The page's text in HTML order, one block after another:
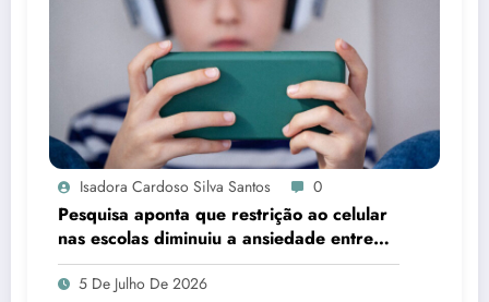
Isadora Cardoso Silva Santos 0
Pesquisa aponta que restrição ao celular
nas escolas diminuiu a ansiedade entre
estudantes
5 De Julho De 2026